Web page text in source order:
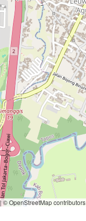
|© OpenStreetMap contributors